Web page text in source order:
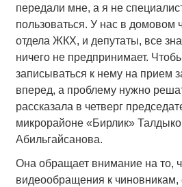
передали мне, а я не
пользоваться. У нас в домовом
отдела ЖКХ, и депутаты, все
ничего не предпринимает.
записываться к нему на прием
вперед, а проблему нужно
рассказала в четверг
микрорайоне «Бирлик»
Абильгайсанова.
Она обращает внимание на то,
видеообращения к чиновникам,